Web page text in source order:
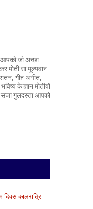
जो अच्छा
मोती सा मूल्यवान
गीत-अगीत,
के ज्ञान मोतीयों
सजा गुलदस्ता आपको
दिवस कालरात्रि